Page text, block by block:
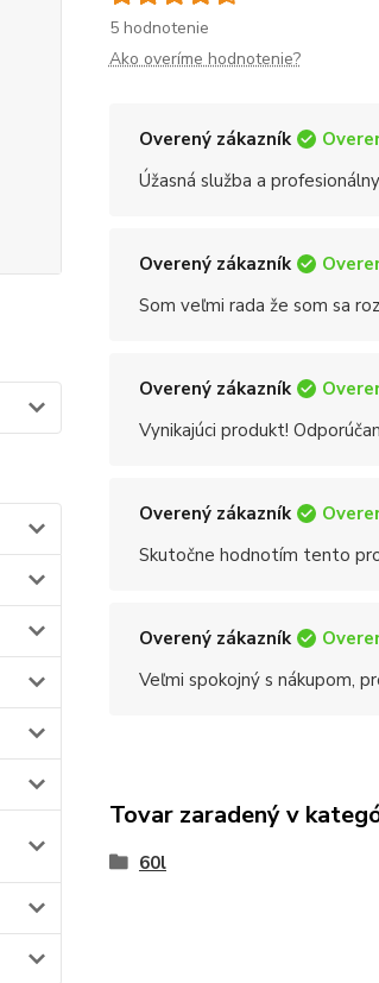
5 hodnotenie
Ako overíme hodnotenie?
Overený zákazník
Úžasná služba a
Overený zákazník
Som veľmi rada že som sa
Overený zákazník
Vynikajúci produkt!
Overený zákazník
Skutočne hodnotím tento
Overený zákazník
Veľmi spokojný s nákupom,
Tovar zaradený v
60l